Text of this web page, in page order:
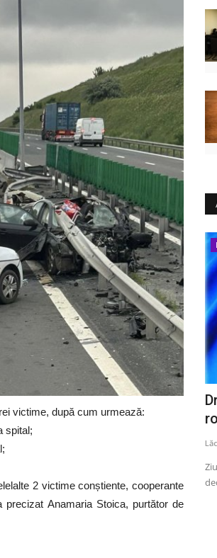
victime, după cum urmează:
spital;
2 victime conștiente, cooperante
Anamaria Stoica, purtător de
98,6 la sută dintre
titulari rămân...
Neațu
98,6% dintre profesorii titulari rămân în
școlare,...